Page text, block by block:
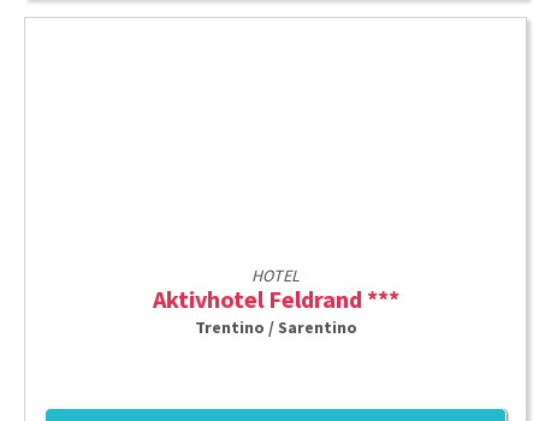
HOTEL
Aktivhotel Feldrand ***
Trentino / Sarentino